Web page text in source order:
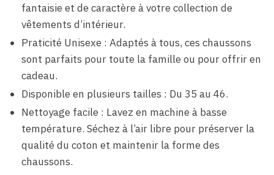
fantaisie et de caractère à votre collection de
vêtements d’intérieur.
Praticité Unisexe : Adaptés à tous, ces chaussons
sont parfaits pour toute la famille ou pour offrir en
cadeau.
Disponible en plusieurs tailles : Du 35 au 46.
Nettoyage facile : Lavez en machine à basse
température. Séchez à l’air libre pour préserver la
qualité du coton et maintenir la forme des
chaussons.